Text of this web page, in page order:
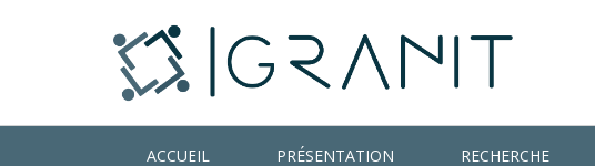
ACCUEIL PRÉSENTATION RECHERCHE